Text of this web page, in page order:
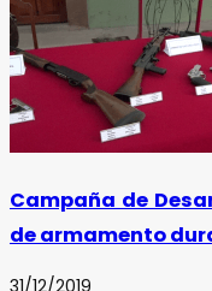
Campaña de
de armamento